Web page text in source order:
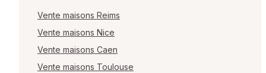
Vente maisons Reims
Vente maisons Nice
Vente maisons Caen
Vente maisons Toulouse